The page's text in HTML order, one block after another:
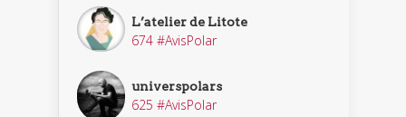
L’atelier de Litote
674 #AvisPolar
universpolars
625 #AvisPolar